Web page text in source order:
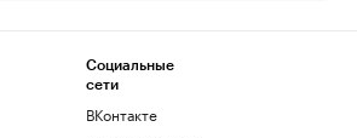
Социальные
сети
ВКонтакте